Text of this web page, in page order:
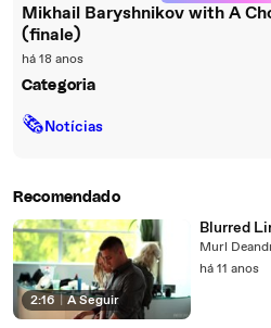
Mikhail Baryshnikov with A
(finale)
há 18 anos
Categoria
🗞Notícias
Recomendado
2:16 A Seguir
Blurred
Murl
há 11 anos